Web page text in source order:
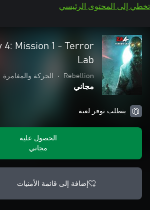
تخطي إلى المحتوى الرئيسي
4: Mission 1 - Terror
Lab
Rebellion
• الحركة والمغامرة
مجاني
يتطلب توفر لعبة
الحصول عليه
مجاني
إضافة إلى قائمة الأمنيات